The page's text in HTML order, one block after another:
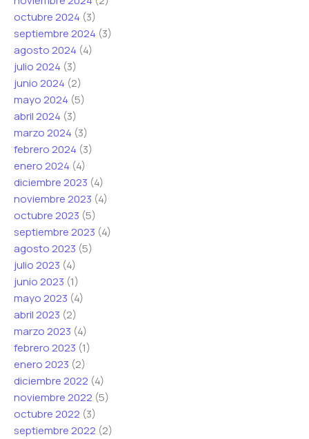
octubre 2024 (3)
septiembre 2024 (3)
agosto 2024 (4)
julio 2024 (3)
junio 2024 (2)
mayo 2024 (5)
abril 2024 (3)
marzo 2024 (3)
febrero 2024 (3)
enero 2024 (4)
diciembre 2023 (4)
noviembre 2023 (4)
octubre 2023 (5)
septiembre 2023 (4)
agosto 2023 (5)
julio 2023 (4)
junio 2023 (1)
mayo 2023 (4)
abril 2023 (2)
marzo 2023 (4)
febrero 2023 (1)
enero 2023 (2)
diciembre 2022 (4)
noviembre 2022 (5)
octubre 2022 (3)
septiembre 2022 (2)